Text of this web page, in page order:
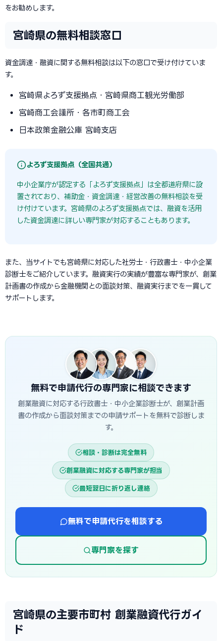
をお勧めします。
宮崎県の無料相談窓口
資金調達・融資に関する無料相談は以下の窓口で受け付けていま
す。
宮崎県よろず支援拠点・宮崎県商工観光労働部
宮崎商工会議所・各市町商工会
日本政策金融公庫 宮崎支店
よろず支援拠点（全国共通）
中小企業庁が認定する「よろず支援拠点」は全都道府県に設
置されており、補助金・資金調達・経営改善の無料相談を受
け付けています。宮崎県のよろず支援拠点では、融資を活用
した資金調達に詳しい専門家が対応することもあります。
また、当サイトでも宮崎県に対応した社労士・行政書士・中小企業
診断士をご紹介しています。融資実行の実績が豊富な専門家が、創業
計画書の作成から金融機関との面談対策、融資実行までを一貫して
サポートします。
無料で申請代行の専門家に相談できます
創業融資に対応する行政書士・中小企業診断士が、創業計画
書の作成から面談対策までの申請サポートを無料で診断しま
す。
相談・診断は完全無料
創業融資に対応する専門家が担当
最短翌日に折り返し連絡
無料で申請代行を相談する
専門家を探す
宮崎県の主要市町村 創業融資代行ガイ
ド